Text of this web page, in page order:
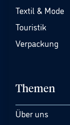
Textil & Mode
Touristik
Verpackung
Themen
Über uns